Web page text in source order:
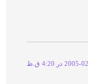
06 در 4:20 ق.ظ